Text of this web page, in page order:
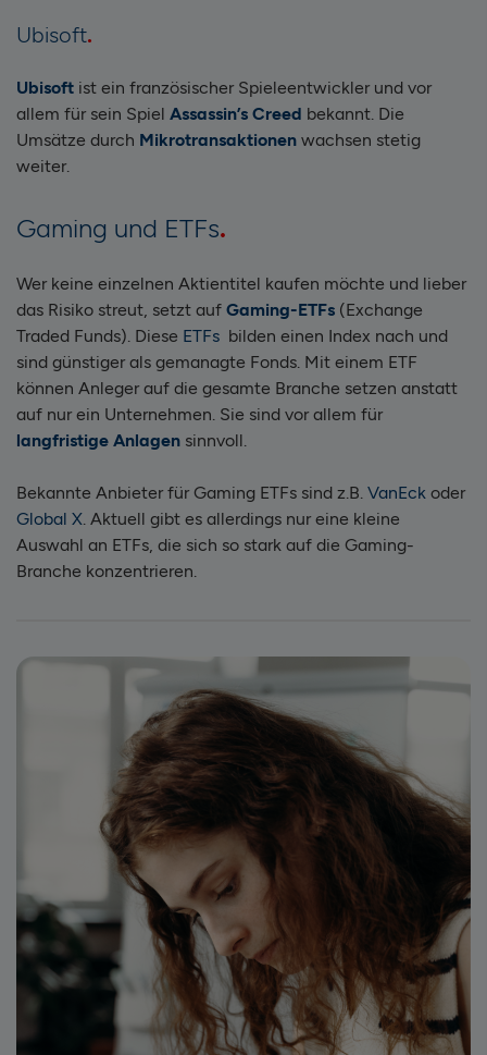
Ubisoft
Ubisoft ist ein französischer Spieleentwickler und vor
allem für sein Spiel Assassin’s Creed bekannt. Die
Umsätze durch Mikrotransaktionen wachsen stetig
weiter.
Gaming und ETFs
Wer keine einzelnen Aktientitel kaufen möchte und lieber
das Risiko streut, setzt auf Gaming-ETFs (Exchange
Traded Funds). Diese ETFs bilden einen Index nach und
sind günstiger als gemanagte Fonds. Mit einem ETF
können Anleger auf die gesamte Branche setzen anstatt
auf nur ein Unternehmen. Sie sind vor allem für
langfristige Anlagen sinnvoll.
Bekannte Anbieter für Gaming ETFs sind z.B. VanEck oder
Global X . Aktuell gibt es allerdings nur eine kleine
Auswahl an ETFs, die sich so stark auf die Gaming-
Branche konzentrieren.